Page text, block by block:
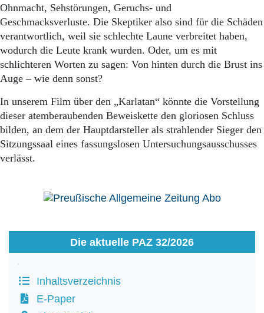
Ohnmacht, Sehstörungen, Geruchs- und
Geschmacksverluste. Die Skeptiker also sind für die Schäden
verantwortlich, weil sie schlechte Laune verbreitet haben,
wodurch die Leute krank wurden. Oder, um es mit
schlichteren Worten zu sagen: Von hinten durch die Brust ins
Auge – wie denn sonst?
In unserem Film über den „Karlatan“ könnte die Vorstellung
dieser atemberaubenden Beweiskette den gloriosen Schluss
bilden, an dem der Hauptdarsteller als strahlender Sieger den
Sitzungssaal eines fassungslosen Untersuchungsausschusses
verlässt.
Die aktuelle PAZ 32/2026
Inhaltsverzeichnis
E-Paper